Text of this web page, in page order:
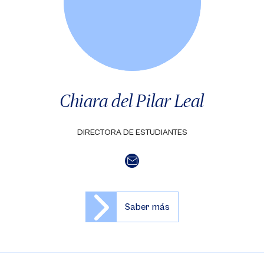
Chiara del Pilar Leal
DIRECTORA DE ESTUDIANTES
Saber más